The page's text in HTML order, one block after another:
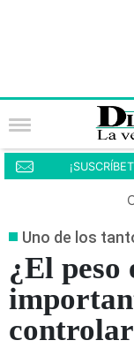
Uno de los
¿El peso